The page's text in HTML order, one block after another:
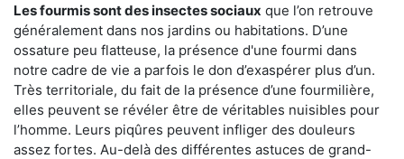
Les fourmis sont des insectes sociaux que l’on retrouve
généralement dans nos jardins ou habitations. D’une
ossature peu flatteuse, la présence d'une fourmi dans
notre cadre de vie a parfois le don d’exaspérer plus d’un.
Très territoriale, du fait de la présence d’une fourmilière,
elles peuvent se révéler être de véritables nuisibles pour
l’homme. Leurs piqûres peuvent infliger des douleurs
assez fortes. Au-delà des différentes astuces de grand-